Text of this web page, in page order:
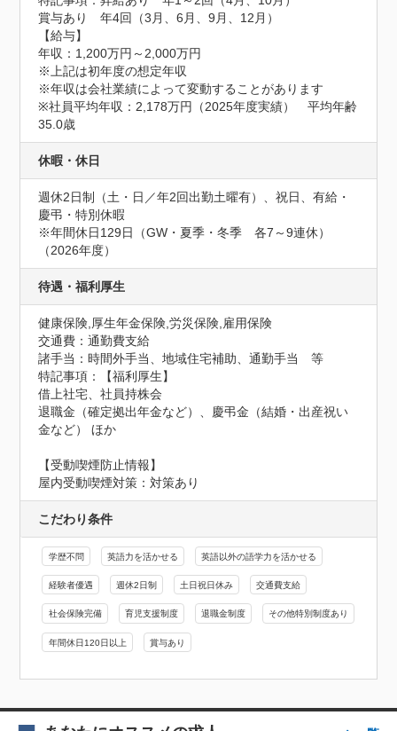
賞与あり　年4回（3月、6月、9月、12月）
【給与】
年収：1,200万円～2,000万円
※上記は初年度の想定年収
※年収は会社業績によって変動することがあります
※社員平均年収：2,178万円（2025年度実績）　平均年齢
35.0歳
休暇・休日
週休2日制（土・日／年2回出勤土曜有）、祝日、有給・
慶弔・特別休暇
※年間休日129日（GW・夏季・冬季　各7～9連休）
（2026年度）
待遇・福利厚生
健康保険,厚生年金保険,労災保険,雇用保険
交通費：通勤費支給
諸手当：時間外手当、地域住宅補助、通勤手当　等
特記事項：【福利厚生】
借上社宅、社員持株会
退職金（確定拠出年金など）、慶弔金（結婚・出産祝い
金など） ほか
【受動喫煙防止情報】
屋内受動喫煙対策：対策あり
こだわり条件
学歴不問 英語力を活かせる 英語以外の語学力を活かせる
経験者優遇 週休2日制 土日祝日休み 交通費支給
社会保険完備 育児支援制度 退職金制度 その他特別制度あり
年間休日120日以上 賞与あり